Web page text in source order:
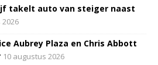
takelt auto van steiger naast
Aubrey Plaza en Chris Abbott
10 augustus 2026